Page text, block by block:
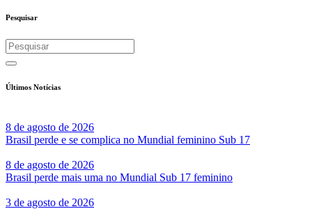
Pesquisar
Últimos Notícias
8 de agosto de 2026
Brasil perde e se complica no Mundial feminino Sub 17
8 de agosto de 2026
Brasil perde mais uma no Mundial Sub 17 feminino
3 de agosto de 2026